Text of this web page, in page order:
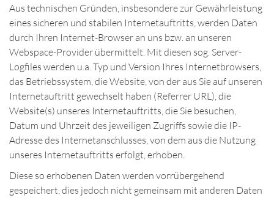
Aus technischen Gründen, insbesondere zur Gewährleistung
eines sicheren und stabilen Internetauftritts, werden Daten
durch Ihren Internet-Browser an uns bzw. an unseren
Webspace-Provider übermittelt. Mit diesen sog. Server-
Logfiles werden u.a. Typ und Version Ihres Internetbrowsers,
das Betriebssystem, die Website, von der aus Sie auf unseren
Internetauftritt gewechselt haben (Referrer URL), die
Website(s) unseres Internetauftritts, die Sie besuchen,
Datum und Uhrzeit des jeweiligen Zugriffs sowie die IP-
Adresse des Internetanschlusses, von dem aus die Nutzung
unseres Internetauftritts erfolgt, erhoben.
Diese so erhobenen Daten werden vorrübergehend
gespeichert, dies jedoch nicht gemeinsam mit anderen Daten